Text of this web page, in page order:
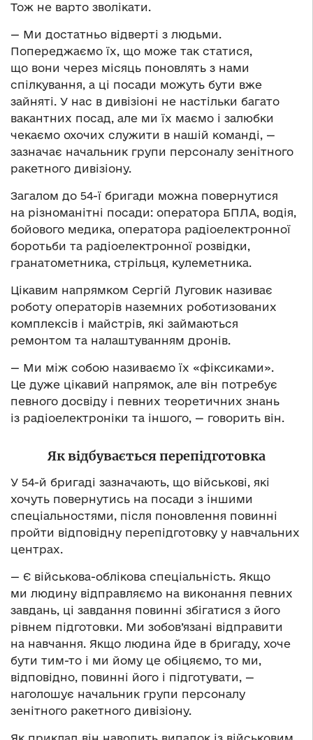
Тож не варто зволікати.
— Ми достатньо відверті з людьми.
Попереджаємо їх, що може так статися,
що вони через місяць поновлять з нами
спілкування, а ці посади можуть бути вже
зайняті. У нас в дивізіоні не настільки багато
вакантних посад, але ми їх маємо і залюбки
чекаємо охочих служити в нашій команді, —
зазначає начальник групи персоналу зенітного
ракетного дивізіону.
Загалом до 54-ї бригади можна повернутися
на різноманітні посади: оператора БПЛА, водія,
бойового медика, оператора радіоелектронної
боротьби та радіоелектронної розвідки,
гранатометника, стрільця, кулеметника.
Цікавим напрямком Сергій Луговик називає
роботу операторів наземних роботизованих
комплексів і майстрів, які займаються
ремонтом та налаштуванням дронів.
— Ми між собою називаємо їх «фіксиками».
Це дуже цікавий напрямок, але він потребує
певного досвіду і певних теоретичних знань
із радіоелектроніки та іншого, — говорить він.
Як відбувається перепідготовка
У 54-й бригаді зазначають, що військові, які
хочуть повернутись на посади з іншими
спеціальностями, після поновлення повинні
пройти відповідну перепідготовку у навчальних
центрах.
— Є військова-облікова спеціальність. Якщо
ми людину відправляємо на виконання певних
завдань, ці завдання повинні збігатися з його
рівнем підготовки. Ми зобов’язані відправити
на навчання. Якщо людина йде в бригаду, хоче
бути тим-то і ми йому це обіцяємо, то ми,
відповідно, повинні його і підготувати, —
наголошує начальник групи персоналу
зенітного ракетного дивізіону.